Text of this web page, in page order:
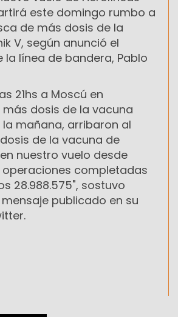
este domingo rumbo a
de más dosis de la
V, según anunció el
la línea de bandera, Pablo
21hs a Moscú en
dosis de la vacuna
la mañana, arribaron al
de la vacuna de
nuestro vuelo desde
operaciones completadas
28.988.575", sostuvo
publicado en su